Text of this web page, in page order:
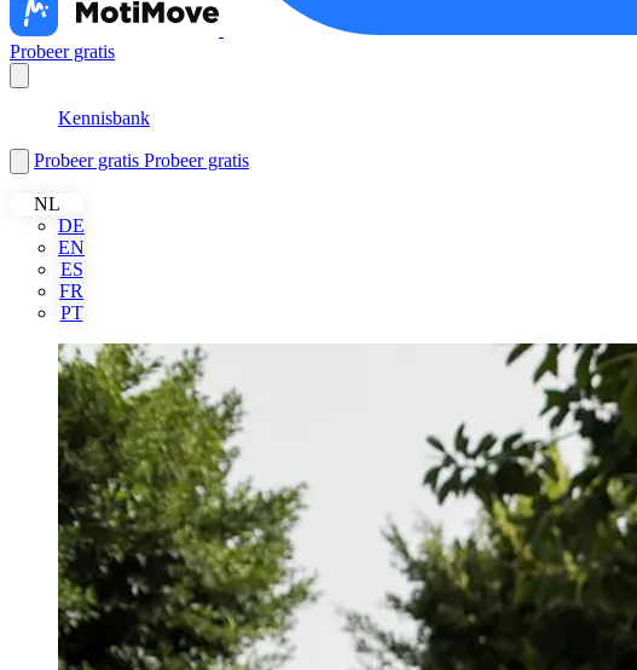
Probeer gratis
FrançaisKennisbank
Probeer gratis Probeer gratis
NL
DE
EN
ES
FR
PT